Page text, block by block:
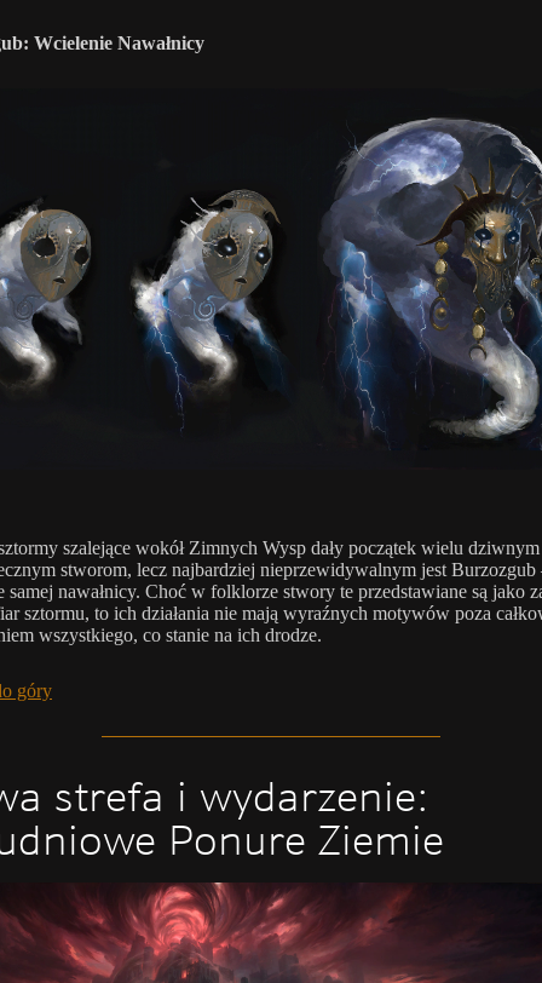
Wcielenie Nawałnicy
szalejące wokół Zimnych Wysp dały początek wielu
stworom, lecz najbardziej nieprzewidywalnym jest Burzozgub
samej nawałnicy. Choć w folklorze stwory te przedstawiane są jako
sztormu, to ich działania nie mają wyraźnych motywów poza
wszystkiego, co stanie na ich drodze.
góry
strefa i wydarzenie:
Ponure Ziemie